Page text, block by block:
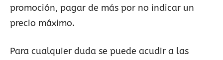
promoción, pagar de más por no indicar un
precio máximo.
Para cualquier duda se puede acudir a las